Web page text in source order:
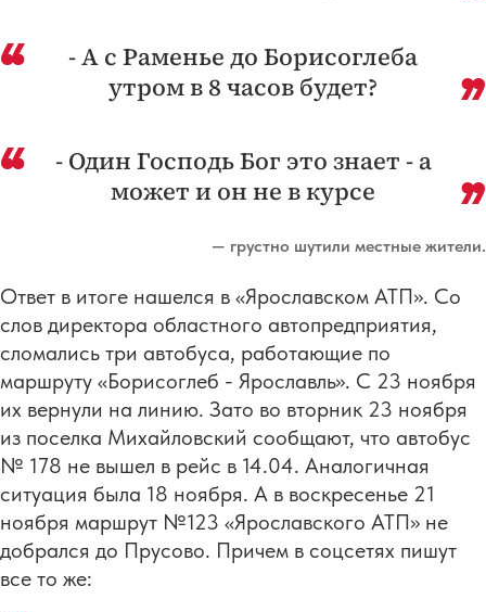
- А с Раменье до Борисоглеба
утром в 8 часов будет?
- Один Господь Бог это знает - а
может и он не в курсе
— грустно шутили местные жители.
Ответ в итоге нашелся в «Ярославском АТП». Со
слов директора областного автопредприятия,
сломались три автобуса, работающие по
маршруту «Борисоглеб - Ярославль». С 23 ноября
их вернули на линию. Зато во вторник 23 ноября
из поселка Михайловский сообщают, что автобус
№ 178 не вышел в рейс в 14.04. Аналогичная
ситуация была 18 ноября. А в воскресенье 21
ноября маршрут №123 «Ярославского АТП» не
добрался до Прусово. Причем в соцсетях пишут
все то же: